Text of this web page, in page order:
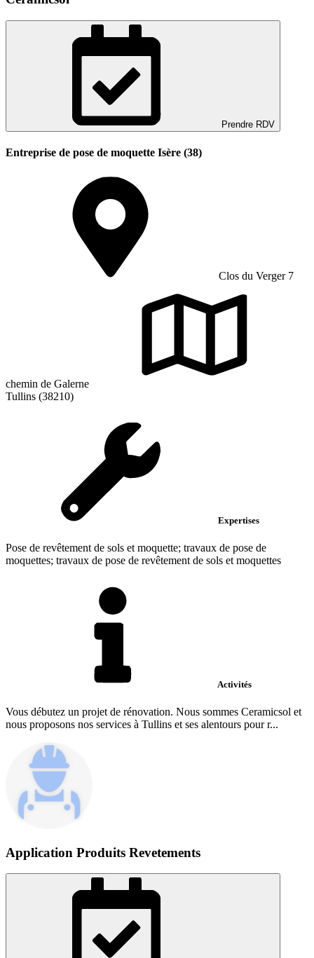
Prendre RDV
Entreprise de pose de moquette Isère (38)
Clos du Verger 7
chemin de Galerne
Tullins (38210)
Expertises
Pose de revêtement de sols et moquette; travaux de pose de
moquettes; travaux de pose de revêtement de sols et moquettes
Activités
Vous débutez un projet de rénovation. Nous sommes Ceramicsol et
nous proposons nos services à Tullins et ses alentours pour r...
Application Produits Revetements